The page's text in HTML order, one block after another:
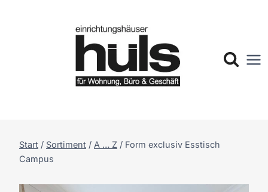
Start / Sortiment / A … Z / Form exclusiv Esstisch
Campus